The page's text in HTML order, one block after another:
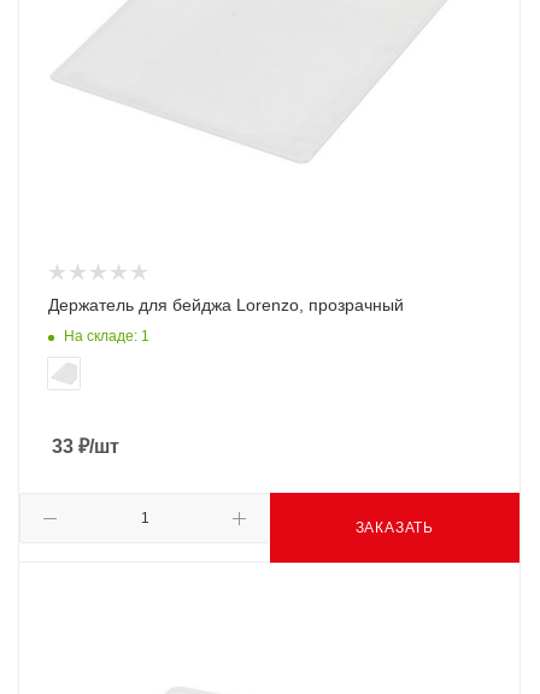
Держатель для бейджа Lorenzo, прозрачный
На складе: 1
33 ₽/шт
ЗАКАЗАТЬ